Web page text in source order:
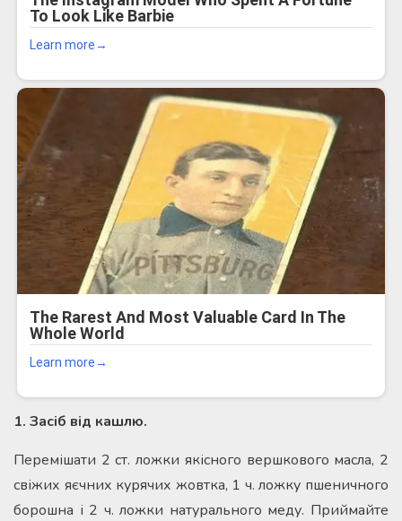
1. Засіб від кашлю.
Перемішати 2 ст. ложки якісного вершкового масла, 2
свіжих яєчних курячих жовтка, 1 ч. ложку пшеничного
борошна і 2 ч. ложки натурального меду. Приймайте